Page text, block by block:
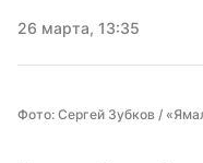
26 марта, 13:35
Фото: Сергей Зубков /